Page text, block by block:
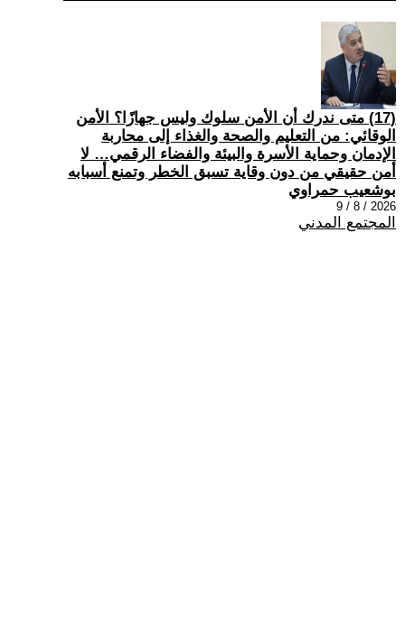
(17) متى ندرك أن الأمن سلوك وليس جهازًا؟ الأمن
الوقائي: من التعليم والصحة والغذاء إلى محاربة
الإدمان وحماية الأسرة والبيئة والفضاء الرقمي… لا
أمن حقيقي من دون وقاية تسبق الخطر وتمنع أسبابه
بوشعيب حمراوي
2026 / 8 / 9
المجتمع المدني